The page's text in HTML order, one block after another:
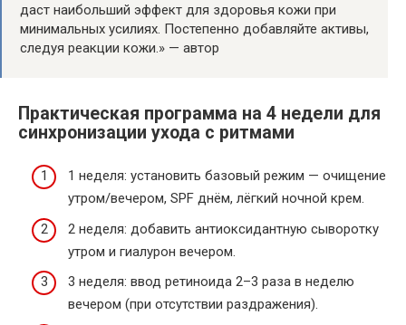
даст наибольший эффект для здоровья кожи при
минимальных усилиях. Постепенно добавляйте активы,
следуя реакции кожи.» — автор
Практическая программа на 4 недели для
синхронизации ухода с ритмами
1 неделя: установить базовый режим — очищение
утром/вечером, SPF днём, лёгкий ночной крем.
2 неделя: добавить антиоксидантную сыворотку
утром и гиалурон вечером.
3 неделя: ввод ретиноида 2–3 раза в неделю
вечером (при отсутствии раздражения).